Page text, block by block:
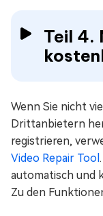
Teil 4.
Wenn Sie nicht
Drittanbietern
registrieren,
Video Repair Tool
automatisch und
Zu den